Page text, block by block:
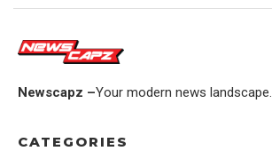
Newscapz –Your modern news landscape.
CATEGORIES